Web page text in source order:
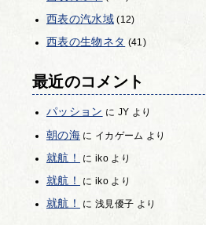
西表の汽水域(12)
西表の生物ネタ (41)
最近のコメント
パッション に JY より
朝の海に イカゲーム より
就航！ に ikoより
就航！ に ikoより
就航！ に 浅見優子 より